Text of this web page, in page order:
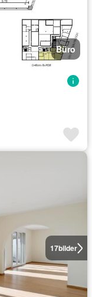
Büro
17bilder